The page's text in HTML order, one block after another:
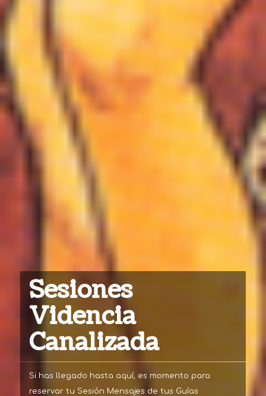
Sesiones
Videncia
Canalizada
Si has llegado hasta aquí, es momento para
reservar tu Sesión Mensajes de tus Guías